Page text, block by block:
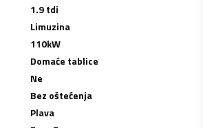
1.9 tdi
Limuzina
110kW
Domaće tablice
Ne
Bez oštećenja
Plava